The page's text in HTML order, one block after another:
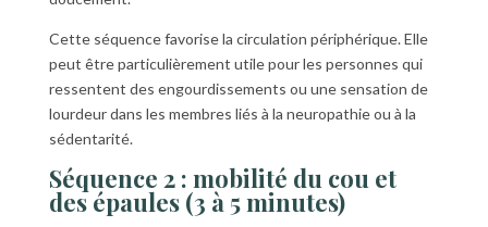
Cette séquence favorise la circulation périphérique. Elle
peut être particulièrement utile pour les personnes qui
ressentent des engourdissements ou une sensation de
lourdeur dans les membres liés à la neuropathie ou à la
sédentarité.
Séquence 2 : mobilité du cou et
des épaules (3 à 5 minutes)